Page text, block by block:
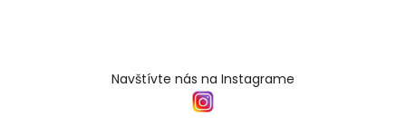
Navštívte nás na Instagrame